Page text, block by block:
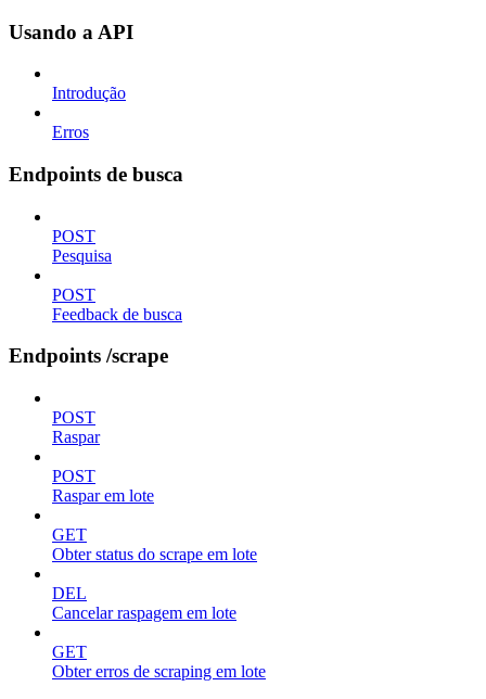
Usando a API
Introdução
Erros
Endpoints de busca
POST
Pesquisa
POST
Feedback de busca
Endpoints /scrape
POST
Raspar
POST
Raspar em lote
GET
Obter status do scrape em lote
DEL
Cancelar raspagem em lote
GET
Obter erros de scraping em lote